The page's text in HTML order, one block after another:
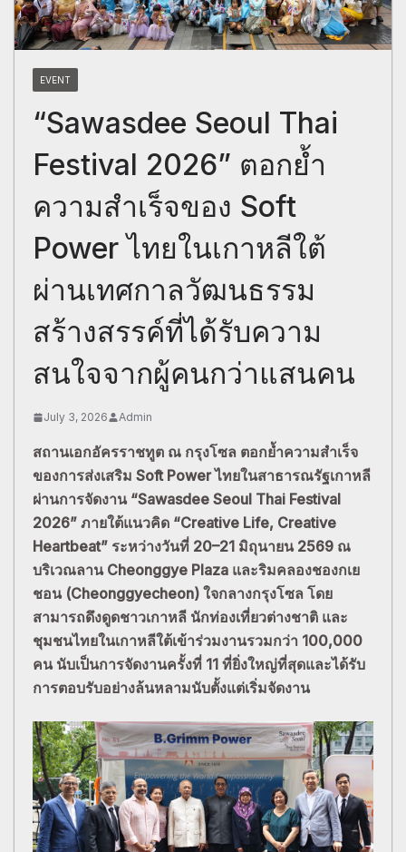
EVENT
“Sawasdee Seoul Thai
Festival 2026” ตอกย้ำ
ความสำเร็จของ Soft
Power ไทยในเกาหลีใต้
ผ่านเทศกาลวัฒนธรรม
สร้างสรรค์ที่ได้รับความ
สนใจจากผู้คนกว่าแสนคน
July 3, 2026 Admin
สถานเอกอัครราชทูต ณ กรุงโซล ตอกย้ำความสำเร็จ
ของการส่งเสริม Soft Power ไทยในสาธารณรัฐเกาหลี
ผ่านการจัดงาน “Sawasdee Seoul Thai Festival
2026” ภายใต้แนวคิด “Creative Life, Creative
Heartbeat” ระหว่างวันที่ 20–21 มิถุนายน 2569 ณ
บริเวณลาน Cheonggye Plaza และริมคลองชองกเย
ชอน (Cheonggyecheon) ใจกลางกรุงโซล โดย
สามารถดึงดูดชาวเกาหลี นักท่องเที่ยวต่างชาติ และ
ชุมชนไทยในเกาหลีใต้เข้าร่วมงานรวมกว่า 100,000
คน นับเป็นการจัดงานครั้งที่ 11 ที่ยิ่งใหญ่ที่สุดและได้รับ
การตอบรับอย่างล้นหลามนับตั้งแต่เริ่มจัดงาน